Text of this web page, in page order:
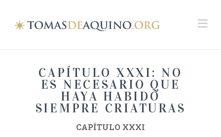
CAPÍTULO XXXI: NO
ES NECESARIO QUE
HAYA HABIDO
SIEMPRE CRIATURAS
CAPÍTULO XXXI